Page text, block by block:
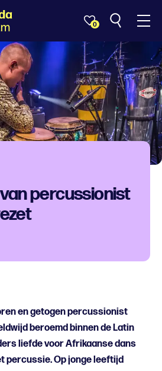
0
percussionist
en getogen percussionist
beroemd binnen de Latin
liefde voor Afrikaanse dans
percussie. Op jonge leeftijd